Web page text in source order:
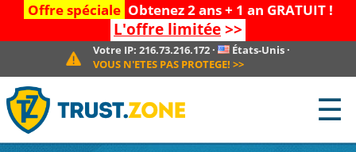
Offre spéciale Obtenez 2 ans + 1 an GRATUIT !
L'offre limitée>>
Votre IP: 216.73.216.172· États-Unis ·
VOUS N'ETES PAS PROTEGE! >>
☰